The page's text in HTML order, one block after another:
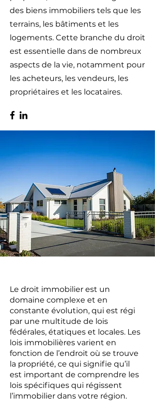
des biens immobiliers tels que les
terrains, les bâtiments et les
logements. Cette branche du droit
est essentielle dans de nombreux
aspects de la vie, notamment pour
les acheteurs, les vendeurs, les
propriétaires et les locataires.
Le droit immobilier est un
domaine complexe et en
constante évolution, qui est régi
par une multitude de lois
fédérales, étatiques et locales. Les
lois immobilières varient en
fonction de l’endroit où se trouve
la propriété, ce qui signifie qu’il
est important de comprendre les
lois spécifiques qui régissent
l’immobilier dans votre région.